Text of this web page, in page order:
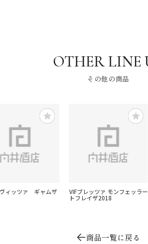
その他の商品
ィッツァ ギャムザ VIFブレッツァ モンフェッラー
トフレイザ2018
商品一覧に戻る